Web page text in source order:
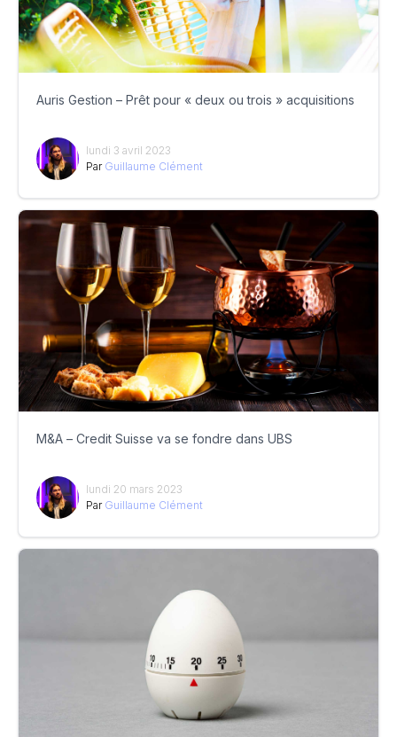
Auris Gestion – Prêt pour « deux ou trois » acquisitions
lundi 3 avril 2023
Par Guillaume Clément
M&A – Credit Suisse va se fondre dans UBS
lundi 20 mars 2023
Par Guillaume Clément